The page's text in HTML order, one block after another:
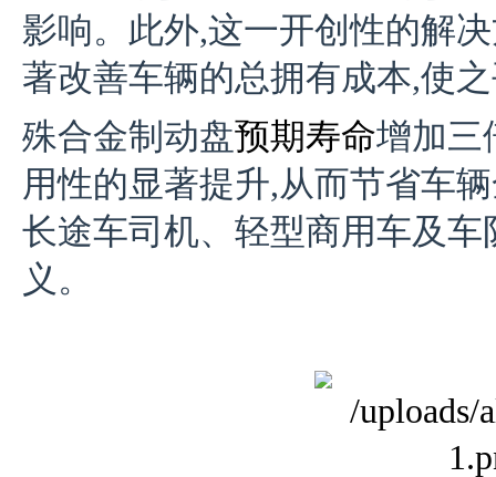
影响。此外,这一开创性的解
著改善车辆的总拥有成本,使
殊合金制动盘预期寿命增加三
用性的显著提升,从而节省车
长途车司机、轻型商用车及
义。